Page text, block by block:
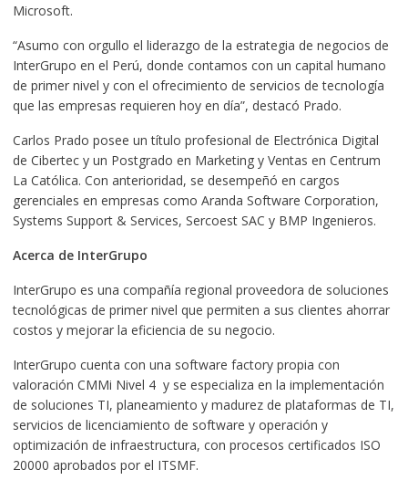
Microsoft.
“Asumo con orgullo el liderazgo de la estrategia de negocios de
InterGrupo en el Perú, donde contamos con un capital humano
de primer nivel y con el ofrecimiento de servicios de tecnología
que las empresas requieren hoy en día”, destacó Prado.
Carlos Prado posee un título profesional de Electrónica Digital
de Cibertec y un Postgrado en Marketing y Ventas en Centrum
La Católica. Con anterioridad, se desempeñó en cargos
gerenciales en empresas como Aranda Software Corporation,
Systems Support & Services, Sercoest SAC y BMP Ingenieros.
Acerca de InterGrupo
InterGrupo es una compañía regional proveedora de soluciones
tecnológicas de primer nivel que permiten a sus clientes ahorrar
costos y mejorar la eficiencia de su negocio.
InterGrupo cuenta con una software factory propia con
valoración CMMi Nivel 4 y se especializa en la implementación
de soluciones TI, planeamiento y madurez de plataformas de TI,
servicios de licenciamiento de software y operación y
optimización de infraestructura, con procesos certificados ISO
20000 aprobados por el ITSMF.